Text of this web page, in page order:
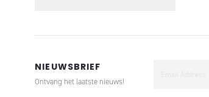
NIEUWSBRIEF
Ontvang het laatste nieuws!